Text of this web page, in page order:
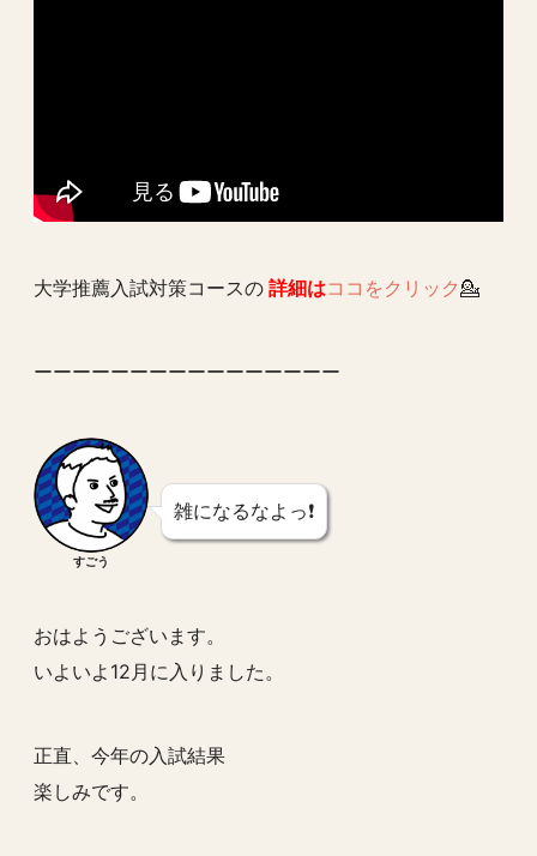
大学推薦入試対策コースの 詳細はココをクリック💁
ーーーーーーーーーーーーーーーー
すごう
雑になるなよっ❗️
おはようございます。
いよいよ12月に入りました。
正直、今年の入試結果
楽しみです。